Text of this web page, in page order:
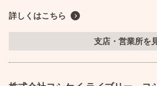
詳しくはこちら
支店・営業所を